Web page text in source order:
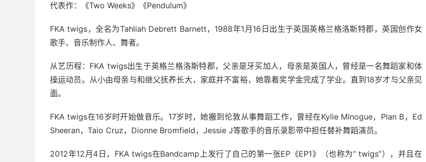
代表作：《Two Weeks》《Pendulum》
FKA twigs，全名为Tahliah Debrett Barnett，1988年1月16日出生于英国英格兰格洛斯特郡，英国创作女
歌手、音乐制作人、舞者。
从艺历程：FKA twigs出生于英格兰格洛斯特郡，父亲是牙买加人，母亲是英国人，曾经是一名舞蹈家和体
操运动员。从小由母亲与和继父抚养长大，家庭并不富裕，她靠着奖学金完成了学业。直到18岁才与父亲见
面。
FKA twigs在16岁时开始做音乐。17岁时，她搬到伦敦从事舞蹈工作，曾经在Kylie Minogue，Plan B，Ed
Sheeran，Taio Cruz，Dionne Bromfield，Jessie J等歌手的音乐录影带中担任替补舞蹈演员。
2012年12月4日，FKA twigs在Bandcamp上发行了自己的第一张EP《EP1》（也称为“ twigs”），并且在